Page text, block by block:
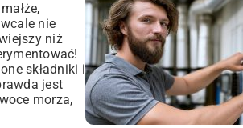
nie
niż
składniki i
jest
morza,